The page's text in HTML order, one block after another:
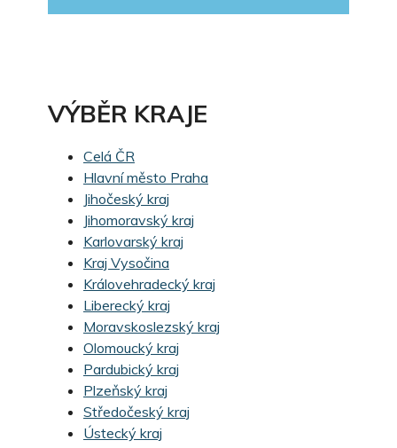
VÝBĚR KRAJE
Celá ČR
Hlavní město Praha
Jihočeský kraj
Jihomoravský kraj
Karlovarský kraj
Kraj Vysočina
Královehradecký kraj
Liberecký kraj
Moravskoslezský kraj
Olomoucký kraj
Pardubický kraj
Plzeňský kraj
Středočeský kraj
Ústecký kraj